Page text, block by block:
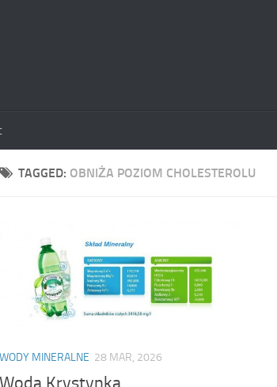
TAGGED: OBNIŻA POZIOM CHOLESTEROLU
WODY MINERALNE 28 MAR, 2026